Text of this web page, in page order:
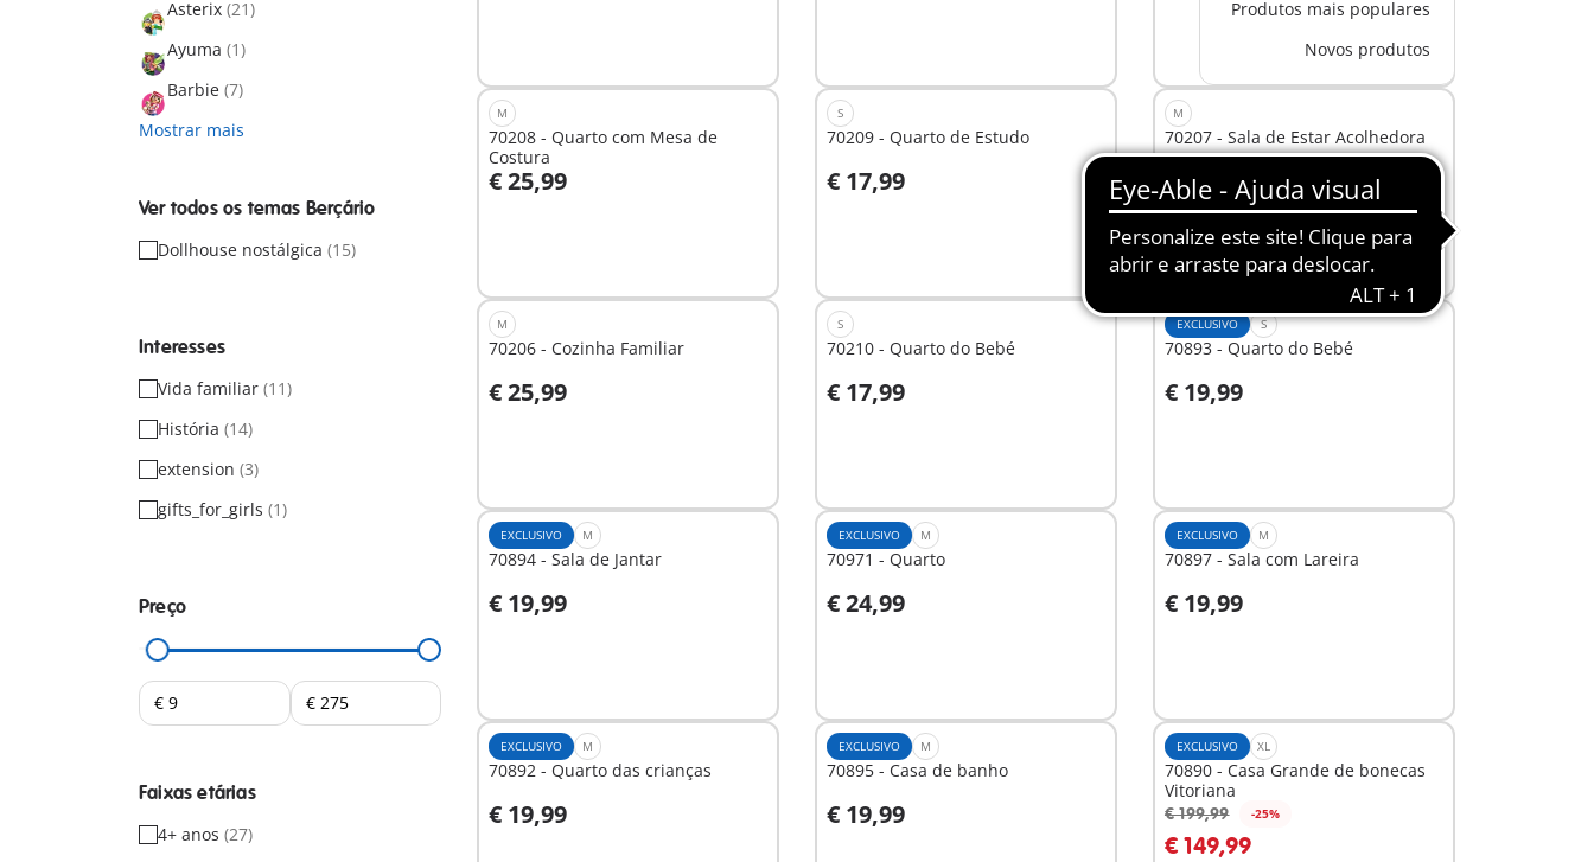
Produtos mais populares
Novos produtos
Asterix (21)
Ayuma (1)
Barbie (7)
Mostrar mais
Ver todos os temas Berçário
Dollhouse nostálgica (15)
Interesses
Vida familiar (11)
História (14)
extension (3)
gifts_for_girls (1)
Preço
Faixas etárias
4+ anos (27)
M
70208 - Quarto com Mesa de
Costura
€ 25,99
Ao carrinho
S
70209 - Quarto de Estudo
€ 17,99
Ao carrinho
M
70207 - Sala de Estar Acolhedora
€ 19,99
Ao carrinho
M
70206 - Cozinha Familiar
€ 25,99
Ao carrinho
S
70210 - Quarto do Bebé
€ 17,99
Ao carrinho
EXCLUSIVO S
70893 - Quarto do Bebé
€ 19,99
Ao carrinho
EXCLUSIVO M
70894 - Sala de Jantar
€ 19,99
Ao carrinho
EXCLUSIVO M
70971 - Quarto
€ 24,99
Ao carrinho
EXCLUSIVO M
70897 - Sala com Lareira
€ 19,99
EXCLUSIVO M
70892 - Quarto das crianças
€ 19,99
Ao carrinho
EXCLUSIVO M
70895 - Casa de banho
€ 19,99
Ao carrinho
EXCLUSIVO XL
70890 - Casa Grande de bonecas
Vitoriana
€ 199,99 -25%
€ 149,99